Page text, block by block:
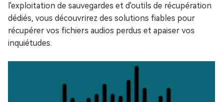
l'exploitation de sauvegardes et d'outils de récupération
dédiés, vous découvrirez des solutions fiables pour
récupérer vos fichiers audios perdus et apaiser vos
inquiétudes.